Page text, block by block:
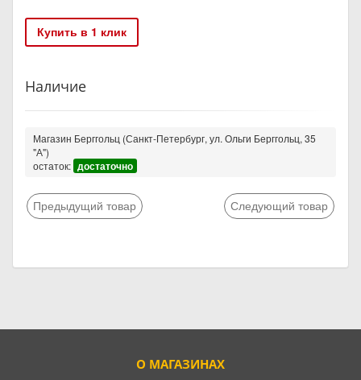
Купить в 1 клик
Наличие
Магазин Берггольц (Санкт-Петербург, ул. Ольги Берггольц, 35
"А")
остаток: достаточно
Предыдущий товар Следующий товар
О МАГАЗИНАХ